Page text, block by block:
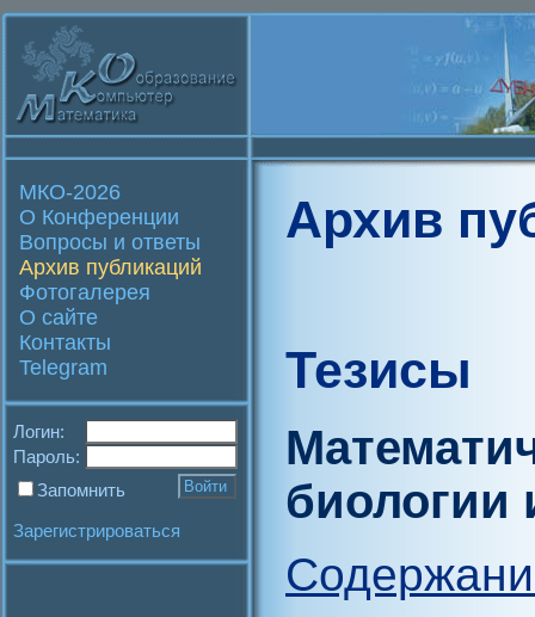
МКО-2026
О Конференции
Вопросы и ответы
Архив публикаций
Фотогалерея
О сайте
Контакты
Telegram
Логин:
Пароль:
Запомнить
Зарегистрироваться
Архив
Тезисы
биологии